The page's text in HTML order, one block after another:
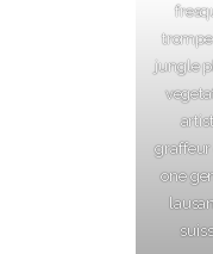
jungle
graffeur
one